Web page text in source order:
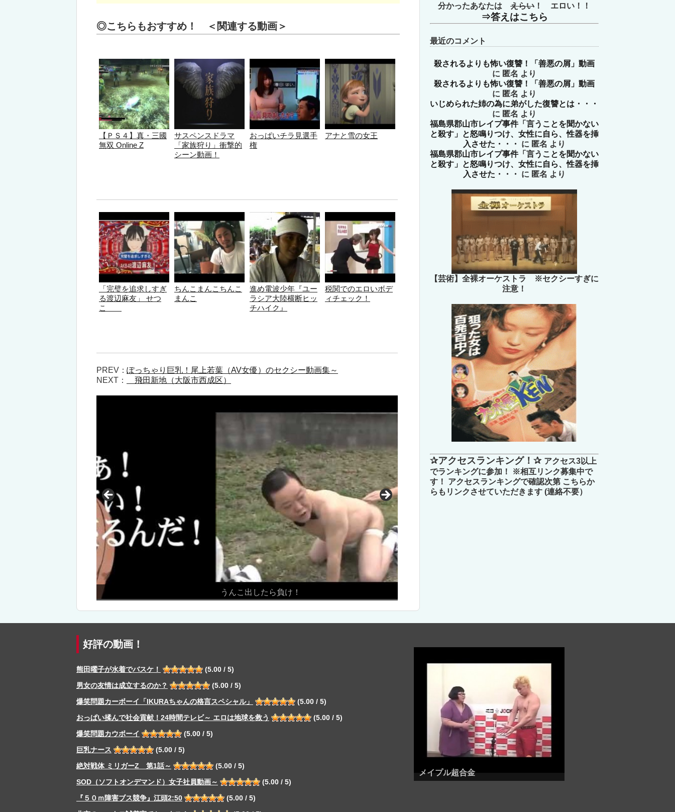
◎こちらもおすすめ！ ＜関連する動画＞
【ＰＳ４】真・三國
無双 Online Z
サスペンスドラマ
「家族狩り」衝撃的
シーン動画！
おっぱいチラ見選手
権
アナと雪の女王
「完璧を追求しすぎ
る渡辺麻友」 せつ
こ
ちんこまんこちんこ
まんこ
進め電波少年『ユー
ラシア大陸横断ヒッ
チハイク』
税関でのエロいボデ
ィチェック！
PREV：ぽっちゃり巨乳！尾上若葉（AV女優）のセクシー動画集～
NEXT：
飛田新地（大阪市西成区）
分かったあなたは えらい ！ エロい！！
⇒答えはこちら
最近のコメント
殺されるよりも怖い復讐！「善悪の屑」動画
に 匿名 より
殺されるよりも怖い復讐！「善悪の屑」動画
に 匿名 より
いじめられた姉の為に弟がした復讐とは・・・
に 匿名 より
福島県郡山市レイプ事件「言うことを聞かない
と殺す」と怒鳴りつけ、女性に自ら、性器を挿
入させた・・・
に 匿名 より
福島県郡山市レイプ事件「言うことを聞かない
と殺す」と怒鳴りつけ、女性に自ら、性器を挿
入させた・・・
に 匿名 より
【芸術】全裸オーケストラ ※セクシーすぎに
注意！
✰アクセスランキング！✰ アクセス3以上
でランキングに参加！ ※相互リンク募集中で
す！ アクセスランキングで確認次第 こちらか
らもリンクさせていただきます (連絡不要）
好評の動画！
熊田曜子が水着でバスケ！
(5.00 / 5)
男女の友情は成立するのか？
(5.00 / 5)
爆笑問題カーボーイ「IKURAちゃんの格言スペシャル」
(5.00 / 5)
おっぱい揉んで社会貢献！24時間テレビ～ エロは地球を救う
(5.00 / 5)
爆笑問題カウボーイ
(5.00 / 5)
巨乳ナース
(5.00 / 5)
絶対戦体 ミリガーZ 第1話～
(5.00 / 5)
SOD（ソフトオンデマンド）女子社員動画～
(5.00 / 5)
『５０ｍ障害ブス競争』江頭2:50
(5.00 / 5)
メイプル超合金